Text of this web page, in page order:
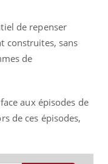
de repenser
construites, sans
de
aux épisodes de
de ces épisodes,